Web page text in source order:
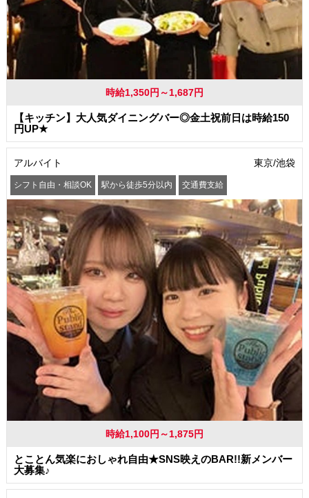
時給1,350円～1,687円
【キッチン】大人気ダイニングバー◎金土祝前日は時給150
円UP★
アルバイト 東京/池袋
シフト自由・相談OK 駅から徒歩5分以内 交通費支給
時給1,100円～1,875円
とことん気楽におしゃれ自由★SNS映えのBAR!!新メンバー
大募集♪